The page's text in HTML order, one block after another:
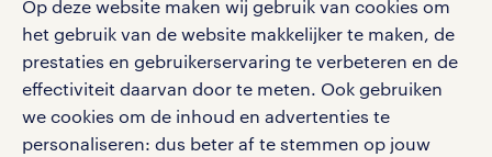
Op deze website maken wij gebruik van cookies om
het gebruik van de website makkelijker te maken, de
prestaties en gebruikerservaring te verbeteren en de
effectiviteit daarvan door te meten. Ook gebruiken
we cookies om de inhoud en advertenties te
personaliseren: dus beter af te stemmen op jouw
social media
Volg ons voor de leukste content omtrent
vacatures, solliciteren en inspiratie.